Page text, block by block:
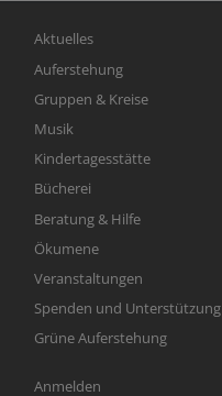
Hauptnavigation
Aktuelles
Auferstehung
Gruppen & Kreise
Musik
Kindertagesstätte
Bücherei
Beratung & Hilfe
Ökumene
Veranstaltungen
Spenden und Unterstützung
Grüne Auferstehung
Benutzermenü
Anmelden